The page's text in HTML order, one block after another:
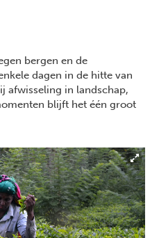
bergen en de
dagen in de hitte van
afwisseling in landschap,
blijft het één groot